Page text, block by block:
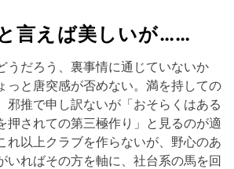
言えば美しいが……
うだろう、裏事情に通じていないか
っと唐突感が否めない。満を持しての
邪推で申し訳ないが「おそらくはある
押されての第三極作り」と見るのが適
れ以上クラブを作らないが、野心のあ
いればその方を軸に、社台系の馬を回